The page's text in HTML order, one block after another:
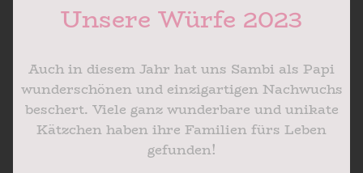
Unsere Würfe 2023
Auch in diesem Jahr hat uns Sambi als Papi
wunderschönen und einzigartigen Nachwuchs
beschert. Viele ganz wunderbare und unikate
Kätzchen haben ihre Familien fürs Leben
gefunden!